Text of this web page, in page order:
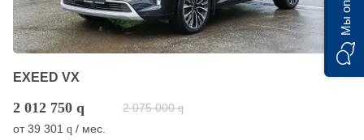
EXEED VX
2 012 750 q 2 075 000 q
от39 301 q / мес.